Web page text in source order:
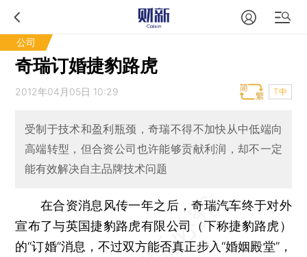
公司
奇瑞订婚捷豹路虎
2012年04月05日 10:29 T中
受制于技术和盈利瓶颈，奇瑞不得不加快从中低端向
高端转型，但合资公司也许能够贡献利润，却不一定
能有效解决自主品牌技术问题
在合资消息风传一年之后，奇瑞汽车终于对外
宣布了与英国捷豹路虎有限公司（下称捷豹路虎）
的“订婚”消息，不过双方能否真正步入“婚姻殿堂”，